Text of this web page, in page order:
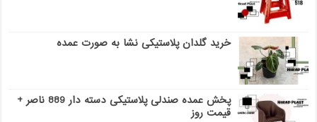
خرید گلدان پلاستیکی نشا به صورت عمده
پخش عمده صندلی پلاستیکی دسته دار 889 ناصر +
قیمت روز